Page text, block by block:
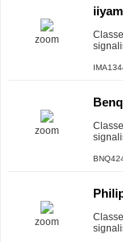
zoom
zoom
Benq
zoom